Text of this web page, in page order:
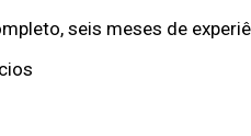
seis meses de